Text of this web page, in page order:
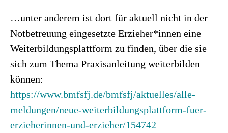
…unter anderem ist dort für aktuell nicht in der
Notbetreuung eingesetzte Erzieher*innen eine
Weiterbildungsplattform zu finden, über die sie
sich zum Thema Praxisanleitung weiterbilden
können:
https://www.bmfsfj.de/bmfsfj/aktuelles/alle-
meldungen/neue-weiterbildungsplattform-fuer-
erzieherinnen-und-erzieher/154742